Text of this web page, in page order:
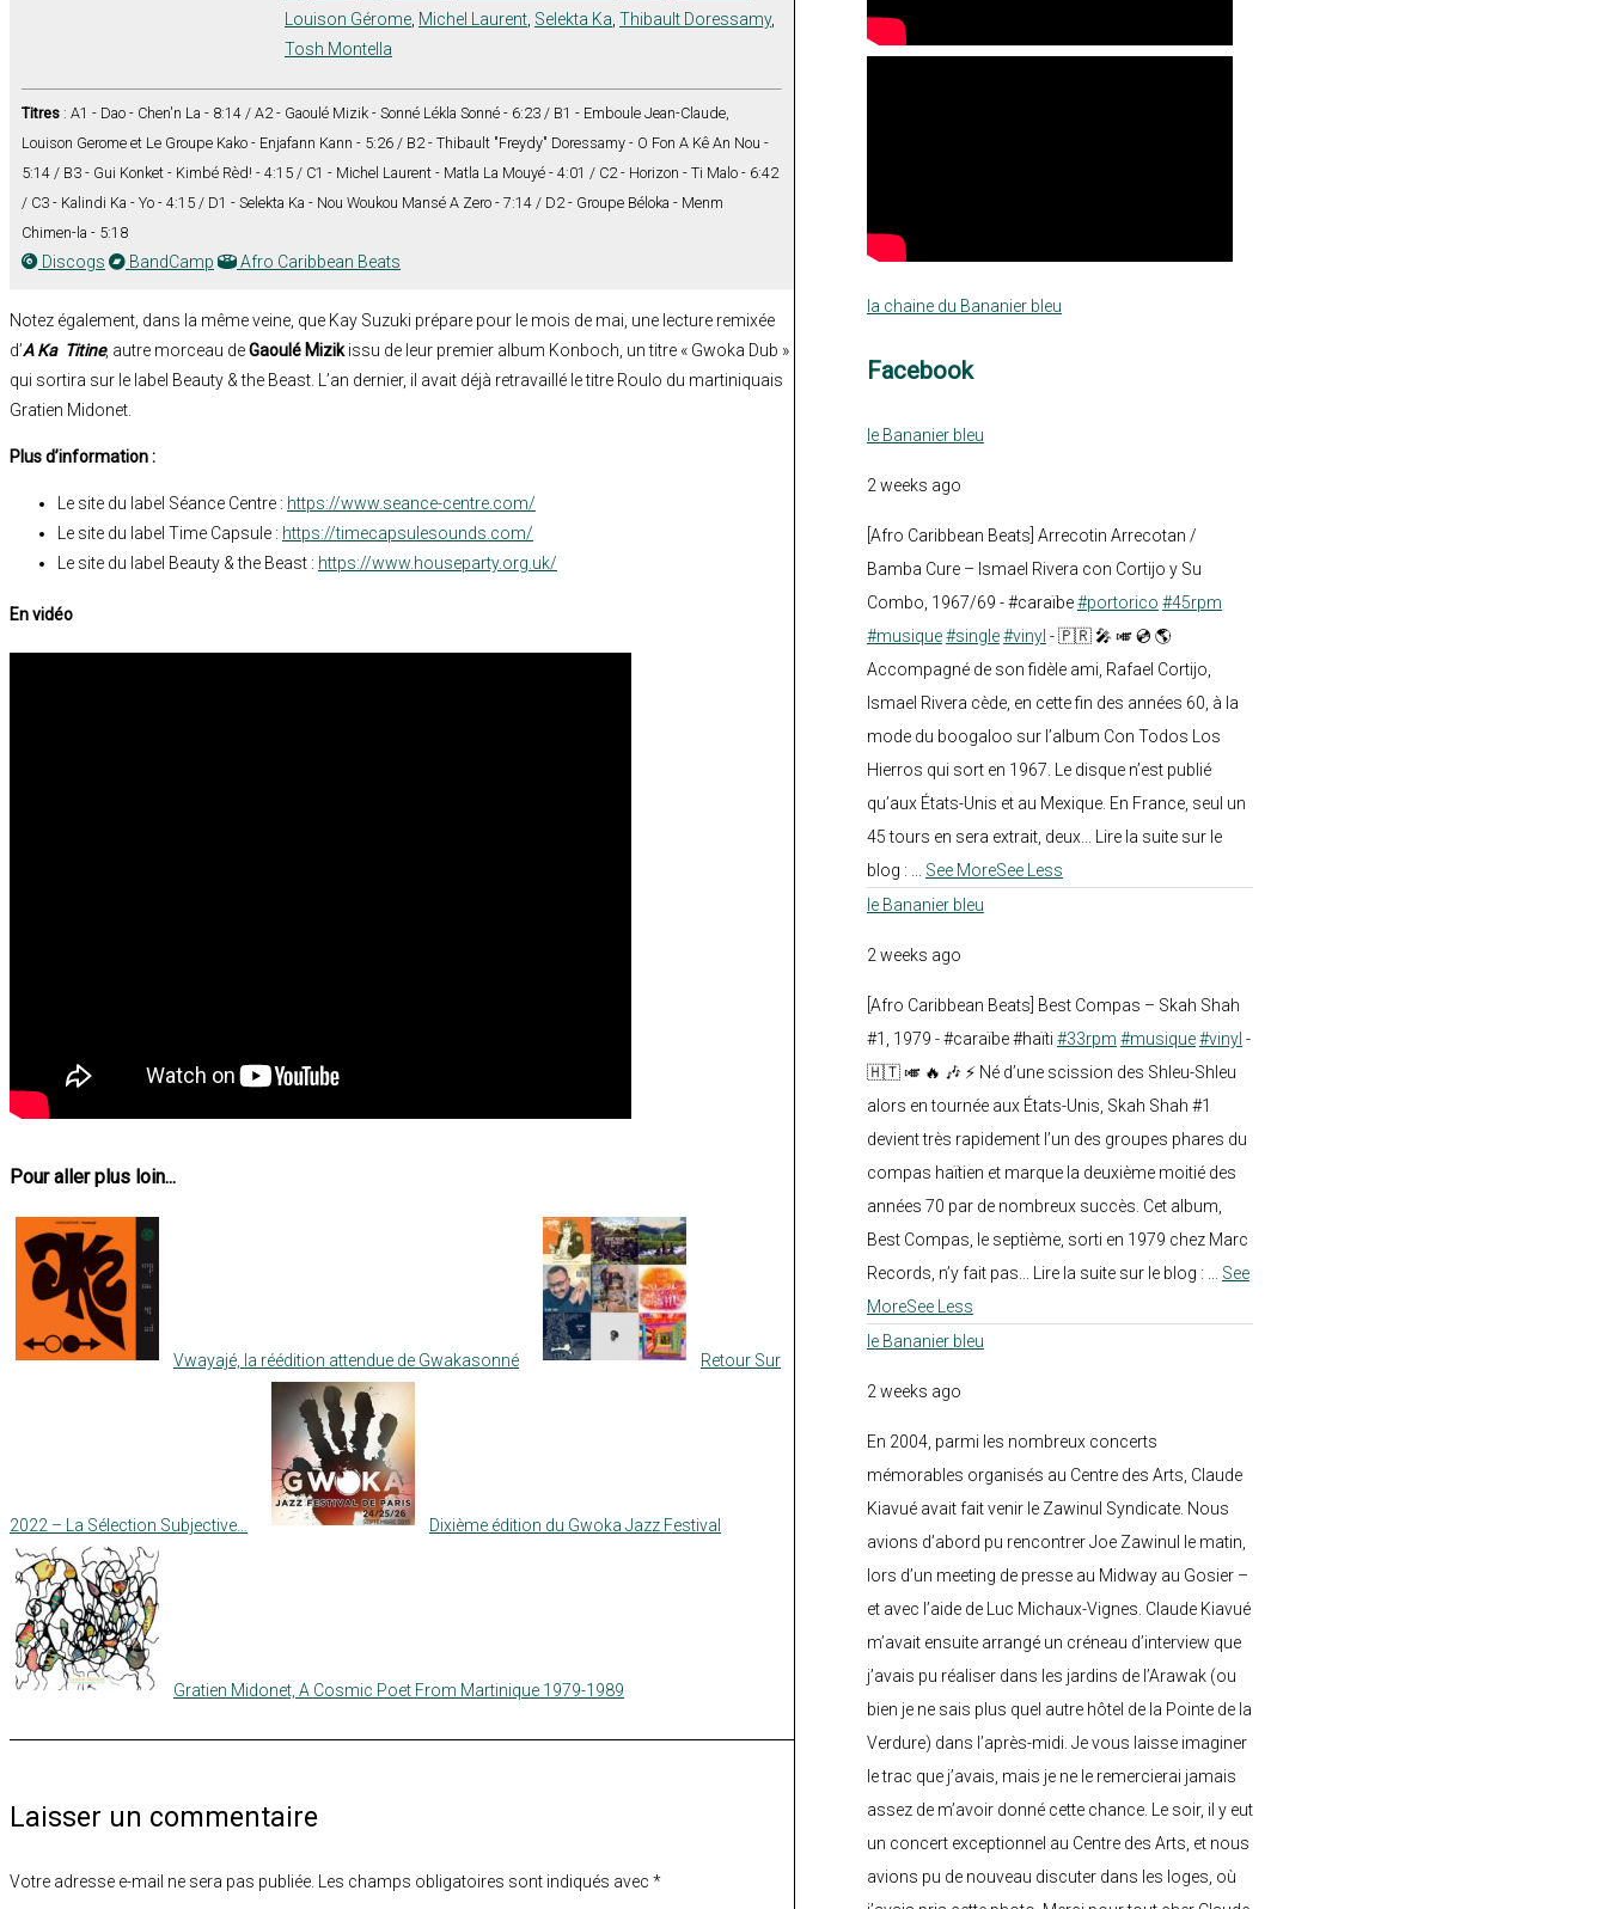
Louison Gérome Michel Laurent Selekta Ka Thibault Doressamy,
Tosh Montella
Titres : A1 - Dao - Chen'n La - 8:14 / A2 - Gaoulé Mizik - Sonné Lékla Sonné - 6:23 / B1 - Emboule Jean-Claude,
Louison Gerome et Le Groupe Kako - Enjafann Kann - 5:26 / B2 - Thibault "Freydy" Doressamy - O Fon A Kê An Nou -
5:14 / B3 - Gui Konket - Kimbé Rèd! - 4:15 / C1 - Michel Laurent - Matla La Mouyé - 4:01 / C2 - Horizon - Ti Malo - 6:42
/ C3 - Kalindi Ka - Yo - 4:15 / D1 - Selekta Ka - Nou Woukou Mansé A Zero - 7:14 / D2 - Groupe Béloka - Menm
Chimen-la - 5:18
Discogs BandCamp Afro Caribbean Beats
Notez également, dans la même veine, que Kay Suzuki prépare pour le mois de mai, une lecture remixée
d’A Ka Titine, autre morceau deGaoulé Mizikissu de leur premier album Konboch, un titre « Gwoka Dub »
qui sortira sur le label Beauty & the Beast. L’an dernier, il avait déjà retravaillé le titre Roulo du martiniquais
Gratien Midonet.
Plus d’information :
Le site du label Séance Centre : https://www.seance-centre.com/
Le site du label Time Capsule : https://timecapsulesounds.com/
Le site du label Beauty & the Beast : https://www.houseparty.org.uk/
En vidéo
Pour aller plus loin...
Vwayajé, la réédition attendue de Gwakasonné Retour Sur
2022 – La Sélection Subjective… Dixième édition du Gwoka Jazz Festival
Gratien Midonet, A Cosmic Poet From Martinique 1979-1989
Laisser un commentaire
Votre adresse e-mail ne sera pas publiée. Les champs obligatoires sont indiqués avec *
la chaine du Bananier bleu
Facebook
le Bananier bleu
2 weeks ago
[Afro Caribbean Beats] Arrecotin Arrecotan /
Bamba Cure – Ismael Rivera con Cortijo y Su
Combo, 1967/69 - #caraïbe#portorico #45rpm
#musique#single#vinyl - 🇵🇷 🎤 🎺 💿 🌎
Accompagné de son fidèle ami, Rafael Cortijo,
Ismael Rivera cède, en cette fin des années 60, à la
mode du boogaloo sur l’album Con Todos Los
Hierros qui sort en 1967. Le disque n’est publié
qu’aux États-Unis et au Mexique. En France, seul un
45 tours en sera extrait, deux... Lire la suite sur le
blog :
See MoreSee Less
le Bananier bleu
2 weeks ago
[Afro Caribbean Beats] Best Compas – Skah Shah
#1, 1979 - #caraïbe #haïti #33rpm #musique#vinyl -
🇭🇹 🎺 🔥 🎶 ⚡ Né d’une scission des Shleu-Shleu
alors en tournée aux États-Unis, Skah Shah #1
devient très rapidement l’un des groupes phares du
compas haïtien et marque la deuxième moitié des
années 70 par de nombreux succès. Cet album,
Best Compas, le septième, sorti en 1979 chez Marc
Records, n’y fait pas... Lire la suite sur le blog :
See
MoreSee Less
le Bananier bleu
2 weeks ago
En 2004, parmi les nombreux concerts
mémorables organisés au Centre des Arts, Claude
Kiavué avait fait venir le Zawinul Syndicate. Nous
avions d’abord pu rencontrer Joe Zawinul le matin,
lors d’un meeting de presse au Midway au Gosier –
et avec l’aide de Luc Michaux-Vignes. Claude Kiavué
m’avait ensuite arrangé un créneau d’interview que
j’avais pu réaliser dans les jardins de l’Arawak (ou
bien je ne sais plus quel autre hôtel de la Pointe de la
Verdure) dans l’après-midi. Je vous laisse imaginer
le trac que j’avais, mais je ne le remercierai jamais
assez de m’avoir donné cette chance. Le soir, il y eut
un concert exceptionnel au Centre des Arts, et nous
avions pu de nouveau discuter dans les loges, où